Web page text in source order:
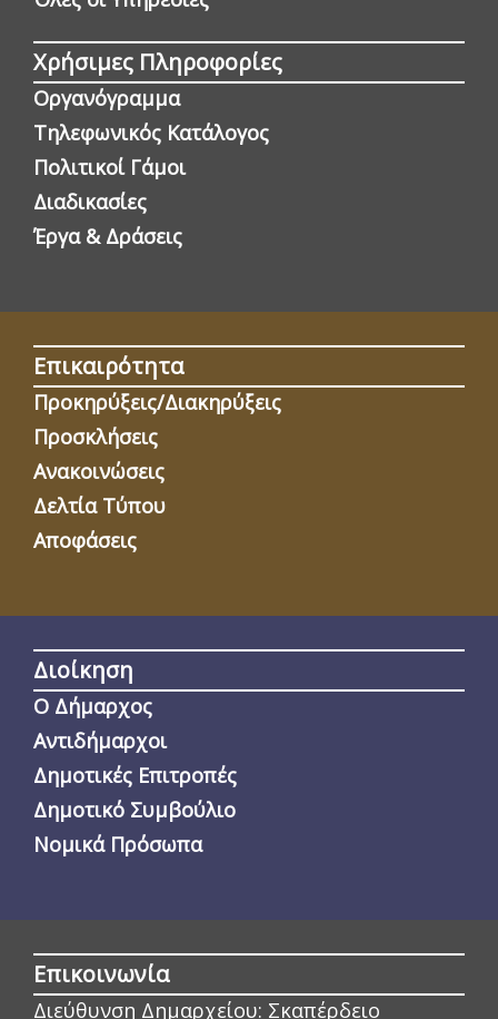
Χρήσιμες Πληροφορίες
Οργανόγραμμα
Τηλεφωνικός Κατάλογος
Πολιτικοί Γάμοι
Διαδικασίες
Έργα & Δράσεις
Επικαιρότητα
Προκηρύξεις/Διακηρύξεις
Προσκλήσεις
Ανακοινώσεις
Δελτία Τύπου
Αποφάσεις
Διοίκηση
Ο Δήμαρχος
Αντιδήμαρχοι
Δημοτικές Επιτροπές
Δημοτικό Συμβούλιο
Νομικά Πρόσωπα
Επικοινωνία
Διεύθυνση Δημαρχείου: Σκαπέρδειο